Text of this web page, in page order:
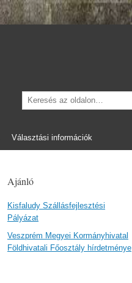
Keresés
Választási információk
Ajánló
Kisfaludy Szállásfejlesztési
Pályázat
Veszprém Megyei Kormányhivatal
Földhivatali Főosztály hírdetménye